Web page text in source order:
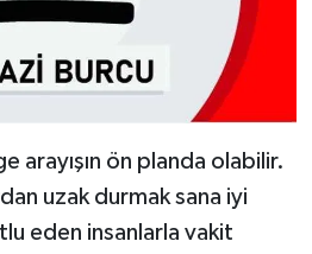
arayışın ön planda olabilir.
uzak durmak sana iyi
eden insanlarla vakit